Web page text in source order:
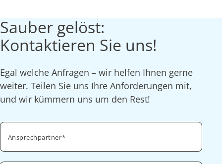
Sauber gelöst:
Kontaktieren Sie uns!
Egal welche Anfragen – wir helfen Ihnen gerne
weiter. Teilen Sie uns Ihre Anforderungen mit,
und wir kümmern uns um den Rest!
Ansprechpartner